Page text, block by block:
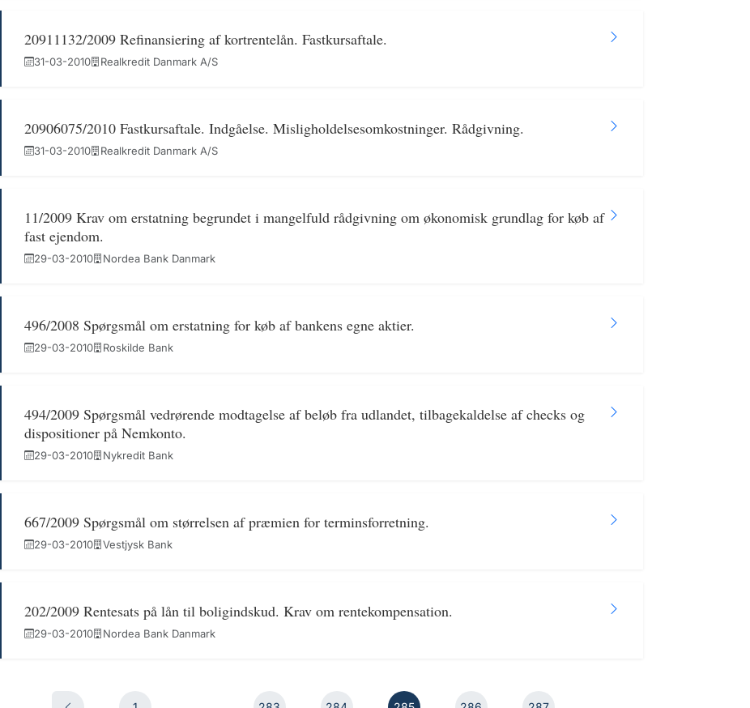
20911132/2009 Refinansiering af kortrentelån. Fastkursaftale.
31-03-2010 Realkredit Danmark A/S
20906075/2010 Fastkursaftale. Indgåelse. Misligholdelsesomkostninger. Rådgivning.
31-03-2010 Realkredit Danmark A/S
11/2009 Krav om erstatning begrundet i mangelfuld rådgivning om økonomisk grundlag for køb af
fast ejendom.
29-03-2010 Nordea Bank Danmark
496/2008 Spørgsmål om erstatning for køb af bankens egne aktier.
29-03-2010 Roskilde Bank
494/2009 Spørgsmål vedrørende modtagelse af beløb fra udlandet, tilbagekaldelse af checks og
dispositioner på Nemkonto.
29-03-2010 Nykredit Bank
667/2009 Spørgsmål om størrelsen af præmien for terminsforretning.
29-03-2010 Vestjysk Bank
202/2009 Rentesats på lån til boligindskud. Krav om rentekompensation.
29-03-2010 Nordea Bank Danmark